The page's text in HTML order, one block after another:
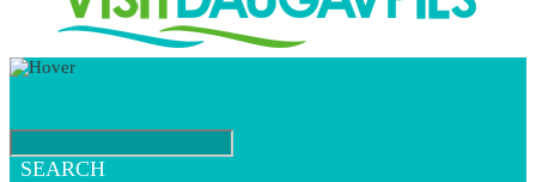
SEARCH